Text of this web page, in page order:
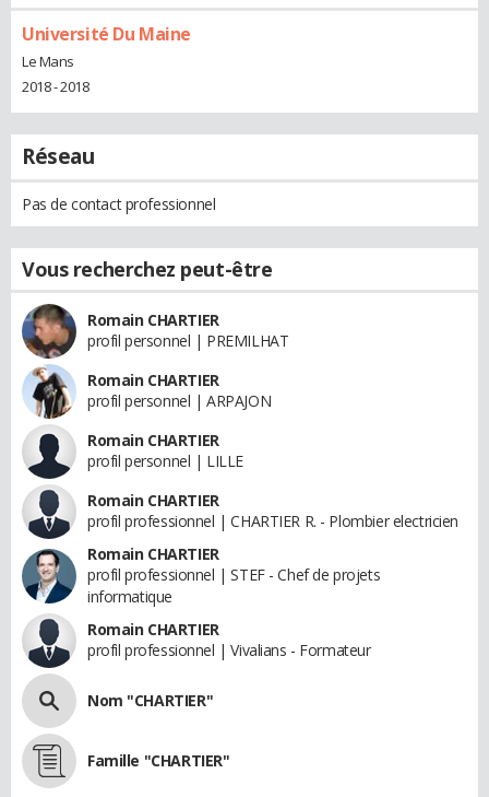
Université Du Maine
Le Mans
2018 - 2018
Réseau
Pas de contact professionnel
Vous recherchez peut-être
Romain CHARTIER
profil personnel | PREMILHAT
Romain CHARTIER
profil personnel | ARPAJON
Romain CHARTIER
profil personnel | LILLE
Romain CHARTIER
profil professionnel | CHARTIER R. - Plombier electricien
Romain CHARTIER
profil professionnel | STEF - Chef de projets
informatique
Romain CHARTIER
profil professionnel | Vivalians - Formateur
Nom "CHARTIER"
Famille "CHARTIER"